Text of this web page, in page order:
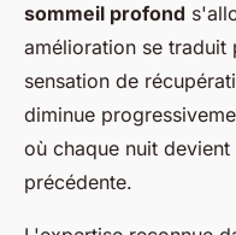
sommeil profond
amélioration se traduit
sensation de
diminue
où chaque nuit
précédente.